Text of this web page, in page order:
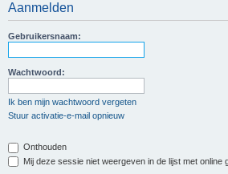
Aanmelden
Gebruikersnaam:
Wachtwoord:
Ik ben mijn wachtwoord vergeten
Stuur activatie-e-mail opnieuw
Onthouden
Mij deze sessie niet weergeven in de lijst met online